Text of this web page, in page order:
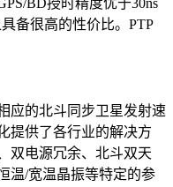
BD授时精度优于30ns
备很高的性价比。PTP
应的北斗同步卫星发射速
提供了各行业的解决方
双电源冗余、北斗双天
温/宽温晶振等特定的参